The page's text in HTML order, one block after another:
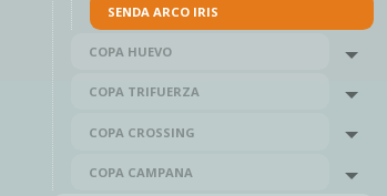
SENDA ARCO IRIS
COPA HUEVO
COPA TRIFUERZA
COPA CROSSING
COPA CAMPANA